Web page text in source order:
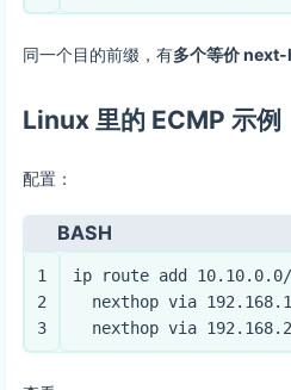
同一个目的前缀，有多个等价
Linux 里的 ECMP 示例
配置：
BASH
1
2
3
ip route add
nexthop via
nexthop via